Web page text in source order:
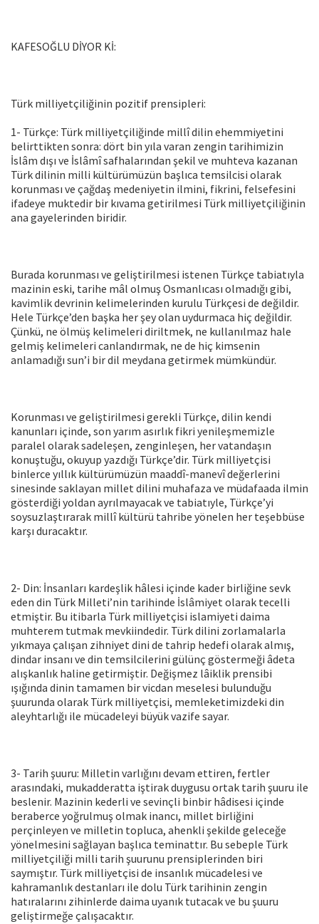
KAFESOĞLU DİYOR Kİ:
Türk milliyetçiliğinin pozitif prensipleri:
1- Türkçe: Türk milliyetçiliğinde millî dilin ehemmiyetini
belirttikten sonra: dört bin yıla varan zengin tarihimizin
İslâm dışı ve İslâmî safhalarından şekil ve muhteva kazanan
Türk dilinin milli kültürümüzün başlıca temsilcisi olarak
korunması ve çağdaş medeniyetin ilmini, fikrini, felsefesini
ifadeye muktedir bir kıvama getirilmesi Türk milliyetçiliğinin
ana gayelerinden biridir.
Burada korunması ve geliştirilmesi istenen Türkçe tabiatıyla
mazinin eski, tarihe mâl olmuş Osmanlıcası olmadığı gibi,
kavimlik devrinin kelimelerinden kurulu Türkçesi de değildir.
Hele Türkçe’den başka her şey olan uydurmaca hiç değildir.
Çünkü, ne ölmüş kelimeleri diriltmek, ne kullanılmaz hale
gelmiş kelimeleri canlandırmak, ne de hiç kimsenin
anlamadığı sun’i bir dil meydana getirmek mümkündür.
Korunması ve geliştirilmesi gerekli Türkçe, dilin kendi
kanunları içinde, son yarım asırlık fikri yenileşmemizle
paralel olarak sadeleşen, zenginleşen, her vatandaşın
konuştuğu, okuyup yazdığı Türkçe’dir. Türk milliyetçisi
binlerce yıllık kültürümüzün maaddî-manevî değerlerini
sinesinde saklayan millet dilini muhafaza ve müdafaada ilmin
gösterdiği yoldan ayrılmayacak ve tabiatıyle, Türkçe’yi
soysuzlaştırarak millî kültürü tahribe yönelen her teşebbüse
karşı duracaktır.
2- Din: İnsanları kardeşlik hâlesi içinde kader birliğine sevk
eden din Türk Milleti’nin tarihinde İslâmiyet olarak tecelli
etmiştir. Bu itibarla Türk milliyetçisi islamiyeti daima
muhterem tutmak mevkiindedir. Türk dilini zorlamalarla
yıkmaya çalışan zihniyet dini de tahrip hedefi olarak almış,
dindar insanı ve din temsilcilerini gülünç göstermeği âdeta
alışkanlık haline getirmiştir. Değişmez lâiklik prensibi
ışığında dinin tamamen bir vicdan meselesi bulunduğu
şuurunda olarak Türk milliyetçisi, memleketimizdeki din
aleyhtarlığı ile mücadeleyi büyük vazife sayar.
3- Tarih şuuru: Milletin varlığını devam ettiren, fertler
arasındaki, mukadderatta iştirak duygusu ortak tarih şuuru ile
beslenir. Mazinin kederli ve sevinçli binbir hâdisesi içinde
beraberce yoğrulmuş olmak inancı, millet birliğini
perçinleyen ve milletin topluca, ahenkli şekilde geleceğe
yönelmesini sağlayan başlıca teminattır. Bu sebeple Türk
milliyetçiliği milli tarih şuurunu prensiplerinden biri
saymıştır. Türk milliyetçisi de insanlık mücadelesi ve
kahramanlık destanları ile dolu Türk tarihinin zengin
hatıralarını zihinlerde daima uyanık tutacak ve bu şuuru
geliştirmeğe çalışacaktır.